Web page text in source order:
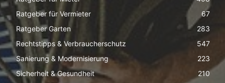
Ratgeber für Vermieter
67
Ratgeber Garten
283
Rechtstipps & Verbraucherschutz
547
Sanierung & Modernisierung
223
Sicherheit & Gesundheit
210